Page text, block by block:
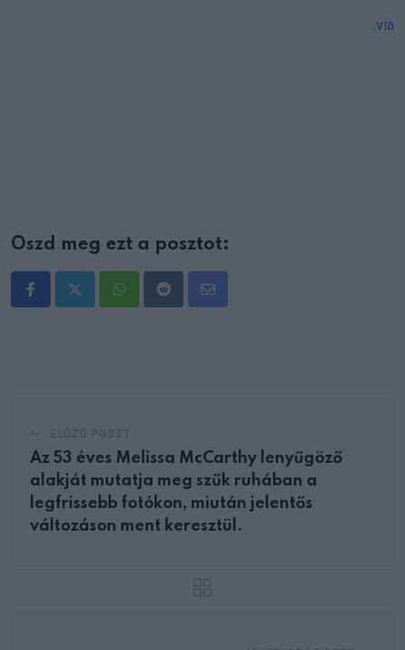
.via
Oszd meg ezt a posztot:
WhatsappRedditShare
Az 53 éves Melissa McCarthy lenyűgöző
alakját mutatja meg szűk ruhában a
legfrissebb fotókon, miután jelentős
változáson ment keresztül.